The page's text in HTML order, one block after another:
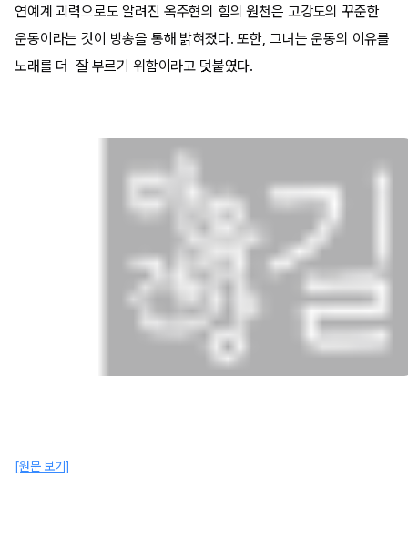
연예계 괴력으로도 알려진 옥주현의 힘의 원천은 고강도의 꾸준한
운동이라는 것이 방송을 통해 밝혀졌다. 또한, 그녀는 운동의 이유를
노래를 더 잘 부르기 위함이라고 덧붙였다.
[원문 보기]